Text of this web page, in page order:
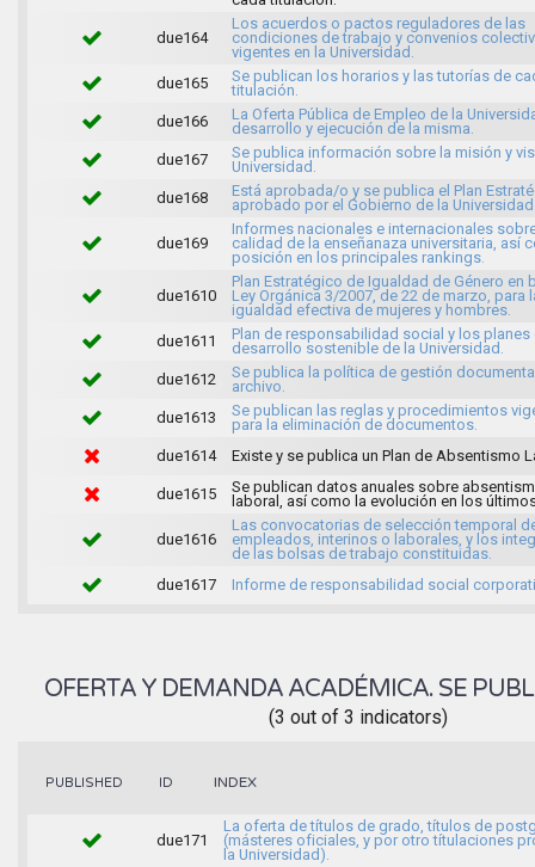
due164
Los acuerdos o pactos reguladores de las
condiciones de trabajo y convenios
vigentes en la Universidad.
due165
Se publican los horarios y las tutorías de
titulación.
due166
La Oferta Pública de Empleo de la
desarrollo y ejecución de la misma.
due167
Se publica información sobre la misión y
Universidad.
due168
Está aprobada/o y se publica el Plan
aprobado por el Gobierno de la
due169
Informes nacionales e internacionales
calidad de la enseñanaza universitaria, así
posición en los principales rankings.
due1610
Plan Estratégico de Igualdad de Género en
Ley Orgánica 3/2007, de 22 de marzo, para
igualdad efectiva de mujeres y hombres.
due1611
Plan de responsabilidad social y los planes
desarrollo sostenible de la Universidad.
due1612
Se publica la política de gestión
archivo.
due1613
Se publican las reglas y procedimientos
para la eliminación de documentos.
due1614
Existe y se publica un Plan de Absentismo
due1615
Se publican datos anuales sobre
laboral, así como la evolución en los
due1616
Las convocatorias de selección temporal
empleados, interinos o laborales, y los
de las bolsas de trabajo constituidas.
due1617
Informe de responsabilidad social
OFERTA Y DEMANDA ACADÉMICA. SE
(3 out of 3 indicators)
PUBLISHED ID INDEX
due171
La oferta de títulos de grado, títulos de
(másteres oficiales, y por otro títulaciones
la Universidad).